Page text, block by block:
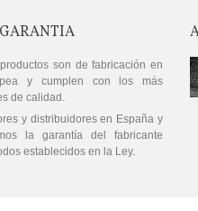
son de fabricación en
y cumplen con los más
de calidad.
y distribuidores en España y
la garantía del fabricante
establecidos en la Ley.